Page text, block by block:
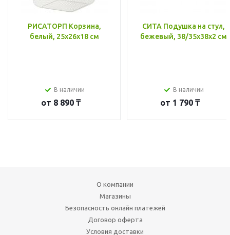
РИСАТОРП Корзина,
белый, 25x26x18 см
В наличии
от 8 890 ₸
СИТА Подушка на стул,
бежевый, 38/35x38x2 см
В наличии
от 1 790 ₸
О компании
Магазины
Безопасность онлайн платежей
Договор оферта
Условия доставки